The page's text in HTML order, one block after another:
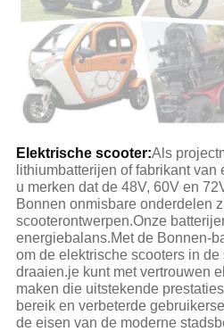
Elektrische scooter:Als
lithiumbatterijen of fabrikant
u merken dat de 48V, 60V en
Bonnen onmisbare onderdelen
scooterontwerpen.Onze
energiebalans.Met de Bonnen-
om de elektrische scooters in
draaien.je kunt met vertrouwen
maken die uitstekende
bereik en verbeterde
de eisen van de moderne